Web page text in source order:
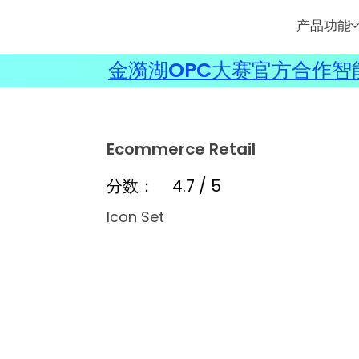
产品功能
Ecommerce Retail
分数：
4.7 / 5
Icon Set
金漪湖OPC大赛官方合作